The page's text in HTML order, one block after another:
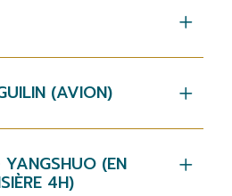
(AVION)
(EN
4H)